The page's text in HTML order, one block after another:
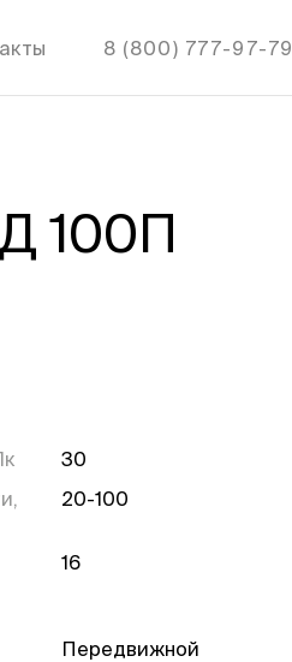
8 (800) 777-97-79
100П
30
20-100
16
Передвижной